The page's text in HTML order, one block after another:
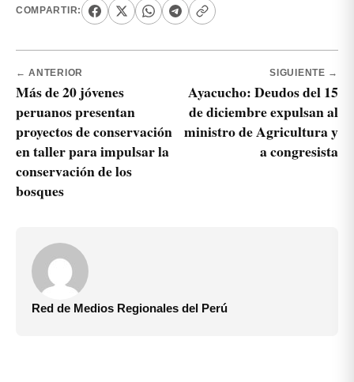
COMPARTIR:
← ANTERIOR
Más de 20 jóvenes
peruanos presentan
proyectos de conservación
en taller para impulsar la
conservación de los
bosques
SIGUIENTE →
Ayacucho: Deudos del 15
de diciembre expulsan al
ministro de Agricultura y
a congresista
Red de Medios Regionales del Perú